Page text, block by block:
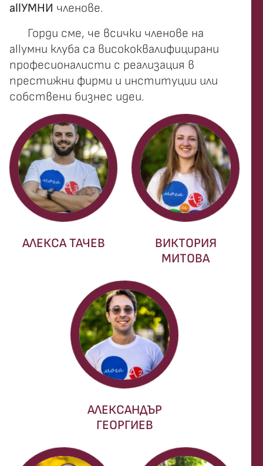
allУМНИ членове.
Горди сме, че всички членове на
allумни клуба са висококвалифицирани
професионалисти с реализация в
престижни фирми и институции или
собствени бизнес идеи.
АЛЕКСА ТАЧЕВ
ВИКТОРИЯ
МИТОВА
АЛЕКСАНДЪР
ГЕОРГИЕВ